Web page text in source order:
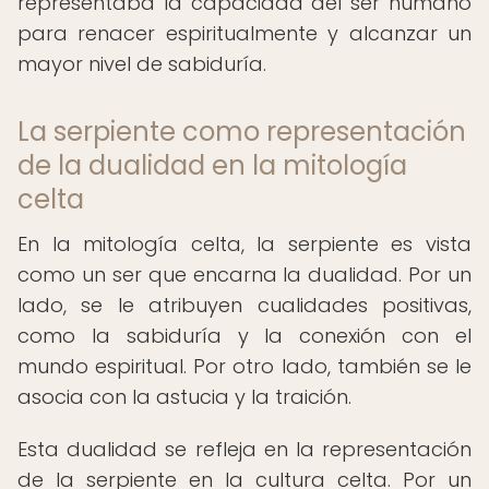
para renacer espiritualmente y alcanzar un
mayor nivel de sabiduría.
La serpiente como representación
de la dualidad en la mitología
celta
En la mitología celta, la serpiente es vista
como un ser que encarna la dualidad. Por un
lado, se le atribuyen cualidades positivas,
como la sabiduría y la conexión con el
mundo espiritual. Por otro lado, también se le
asocia con la astucia y la traición.
Esta dualidad se refleja en la representación
de la serpiente en la cultura celta. Por un